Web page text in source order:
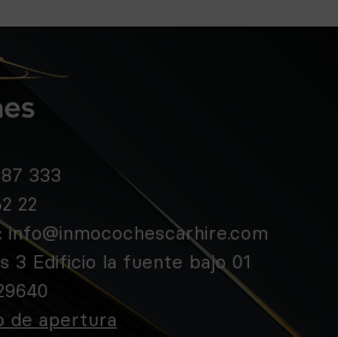
333
22
info@inmocochescarhire.com
3 Edificio la fuente bajo 01
de apertura